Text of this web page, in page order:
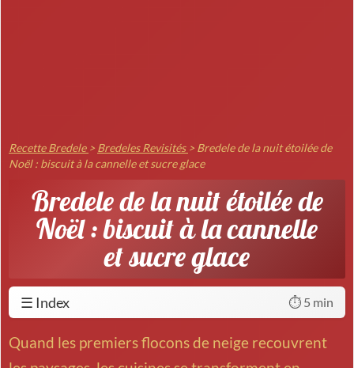
Recette Bredele > Bredeles Revisités > Bredele de la nuit étoilée de
Noël : biscuit à la cannelle et sucre glace
Bredele de la nuit étoilée de
Noël : biscuit à la cannelle
et sucre glace
☰ Index ⏱️ 5 min
Quand les premiers flocons de neige recouvrent